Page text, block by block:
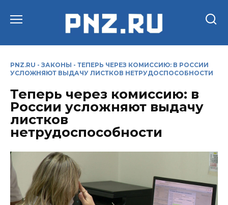
PNZ.RU - ЗАКОНЫ - ТЕПЕРЬ ЧЕРЕЗ КОМИССИЮ: В РОССИИ
УСЛОЖНЯЮТ ВЫДАЧУ ЛИСТКОВ НЕТРУДОСПОСОБНОСТИ
Теперь через комиссию: в
России усложняют выдачу
листков
нетрудоспособности